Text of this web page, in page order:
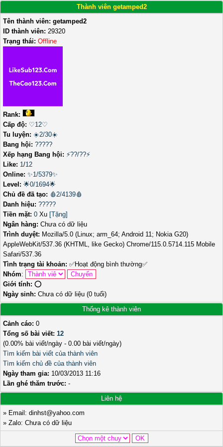
Thành viên getamped2
Tên thành viên: getamped2
ID thành viên: 29320
Trạng thái: Offline
Rank:
Cấp độ: ♡12♡
Tu luyện: ☀️2/30☀️
Bang hội: ?????
Xếp hạng Bang hội: ⚡??/??⚡
Like: 1/12
Online: ✨1/5379✨
Level: 🌟0/1694🌟
Chủ đề đã tạo: 🩸2/4139🩸
Danh hiệu: ?????
Tiền mặt: 0 Xu [Tặng]
Ngân hàng: Chưa có dữ liệu
Trình duyệt: Mozilla/5.0 (Linux; arm_64; Android 11; Nokia G20)
AppleWebKit/537.36 (KHTML, like Gecko) Chrome/115.0.5714.115 Mobile
Safari/537.36
Tình trạng tài khoản: ✅Hoạt động bình thường✅
Nhóm:
Giới tính: ⭕️
Ngày sinh: Chưa có dữ liệu (0 tuổi)
Thống kê thành viên
Cảnh cáo: 0
Tổng số bài viết: 12
(0.00% bài viết/ngày - 0.00 bài viết/ngày)
Tìm kiếm bài viết của thành viên
Tìm kiếm chủ đề của thành viên
Ngày tham gia: 10/03/2013 11:16
Lần ghé thăm trước: -
Liên hệ
» Email: dinhst@yahoo.com
» Zalo: Chưa có dữ liệu